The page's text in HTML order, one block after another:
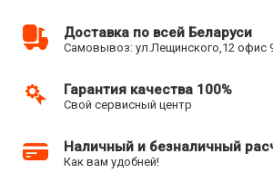
Доставка по всей Беларуси
Самовывоз: ул.Лещинского,12 офис
Гарантия качества 100%
Свой сервисный центр
Наличный и безналичный
Как вам удобней!